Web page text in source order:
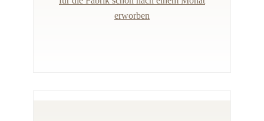
erworben